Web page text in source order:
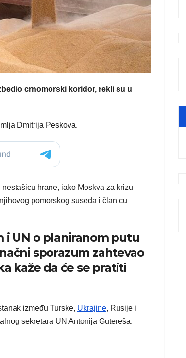
crnomorski koridor, rekli su u
Dmitrija Peskova.
hrane, iako Moskva za krizu
pomorskog suseda i članicu
i UN o planiranom putu
sporazum zahtevao
kaže da će se pratiti
između Turske, Ukrajine, Rusije i
sekretara UN Antonija Gutereša.